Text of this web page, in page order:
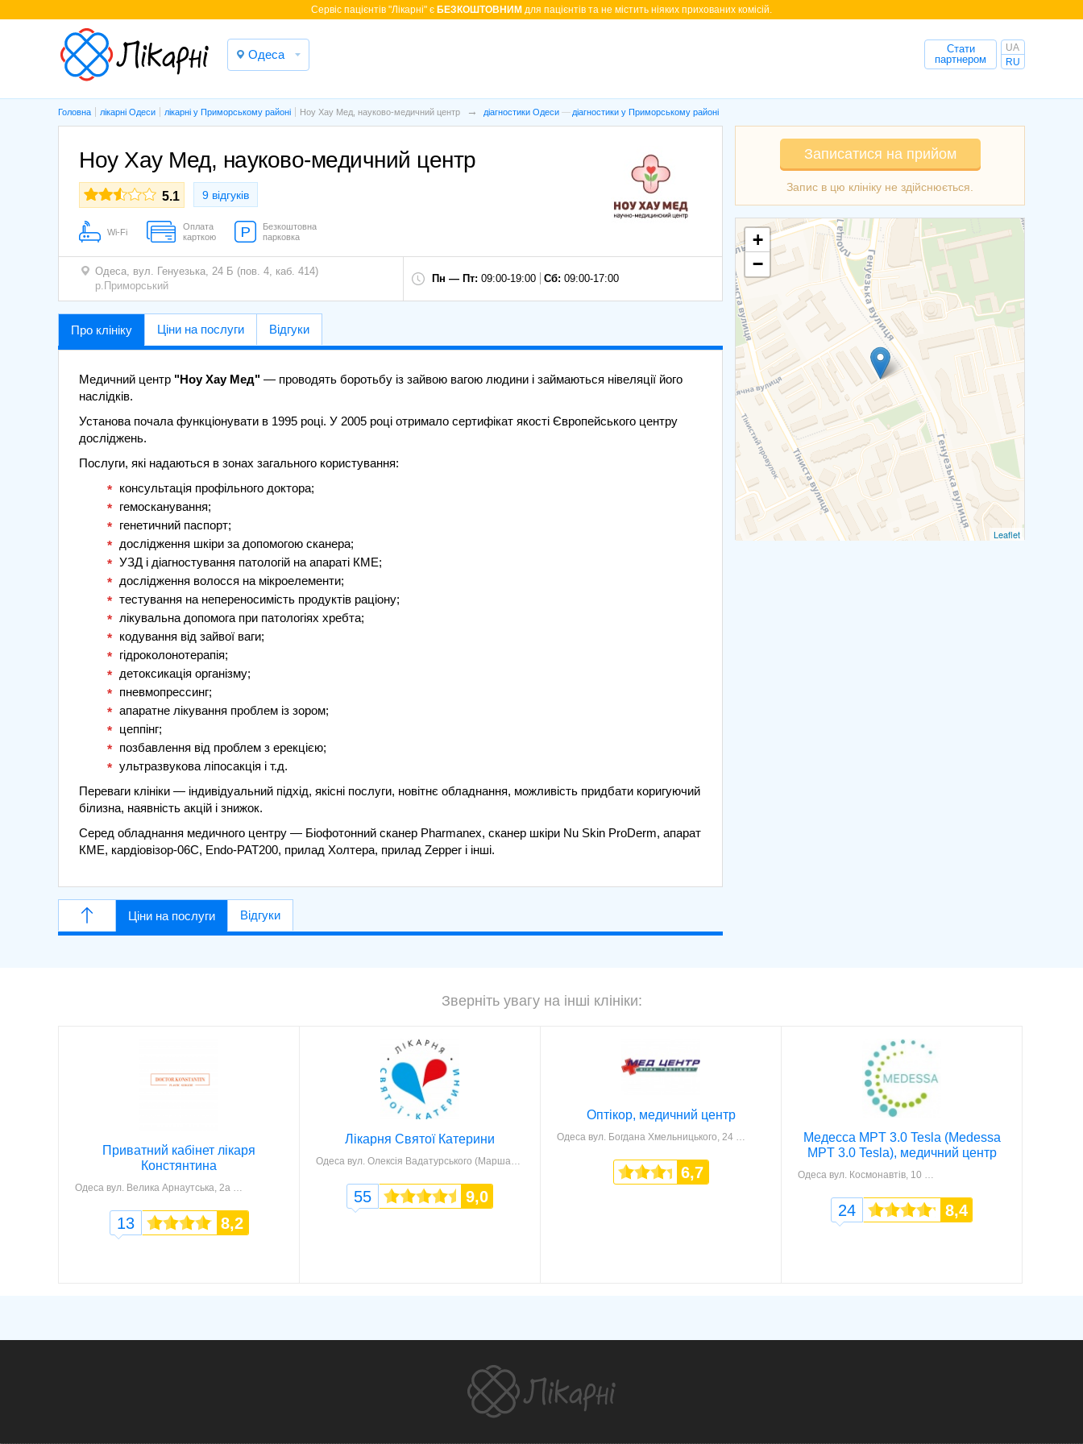
Cервіс пацієнтів "Лікарні" є БЕЗКОШТОВНИМ для пацієнтів та не містить ніяких прихованих комісій.
Одеса
Стати
партнером
UA
RU
Головна лікарні Одеси лікарні у Приморському районі Ноу Хау Мед, науково-медичний центр діагностики Одеси діагностики у Приморському районі
Ноу Хау Мед, науково-медичний центр
5.1 9 відгуків
Wi-Fi
Оплата
карткою
Безкоштовна
парковка
Одеса, вул. Генуезька, 24 Б (пов. 4, каб. 414)
р.Приморський
Пн — Пт: 09:00-19:00 Сб: 09:00-17:00
Записатися на прийом
+
−
Leaflet
Про клініку Ціни на послуги Відгуки
Медичний центр "Ноу Хау Мед" — проводять боротьбу із зайвою вагою людини і займаються нівеляції його
наслідків.
Установа почала функціонувати в 1995 році. У 2005 році отримало сертифікат якості Європейського центру
досліджень.
Послуги, які надаються в зонах загального користування:
консультація профільного доктора;
гемосканування;
генетичний паспорт;
дослідження шкіри за допомогою сканера;
УЗД і діагностування патологій на апараті КМЕ;
дослідження волосся на мікроелементи;
тестування на непереносимість продуктів раціону;
лікувальна допомога при патологіях хребта;
кодування від зайвої ваги;
гідроколонотерапія;
детоксикація організму;
пневмопрессинг;
апаратне лікування проблем із зором;
цеппінг;
позбавлення від проблем з ерекцією;
ультразвукова ліпосакція і т.д.
Переваги клініки — індивідуальний підхід, якісні послуги, новітнє обладнання, можливість придбати коригуючий
білизна, наявність акцій і знижок.
Серед обладнання медичного центру — Біофотонний сканер Pharmanex, сканер шкіри Nu Skin ProDerm, апарат
КМЕ, кардіовізор-06С, Endo-PAT200, прилад Холтера, прилад Zepper і інші.
Ціни на послуги Відгуки
Зверніть увагу на інші клініки:
Приватний кабінет лікаря
Констянтина
Одеса вул. Велика Арнаутська, 2а
13 8,2
Лікарня Святої Катерини
Одеса вул. Олексія Вадатурського (Маршала Малиновського), 61 Г
55 9,0
Оптікор, медичний центр
Одеса вул. Богдана Хмельницького, 24
6,7
Медесса MPT 3.0 Tesla (Medessa
MPT 3.0 Tesla), медичний центр
Одеса вул. Космонавтів, 10
24 8,4